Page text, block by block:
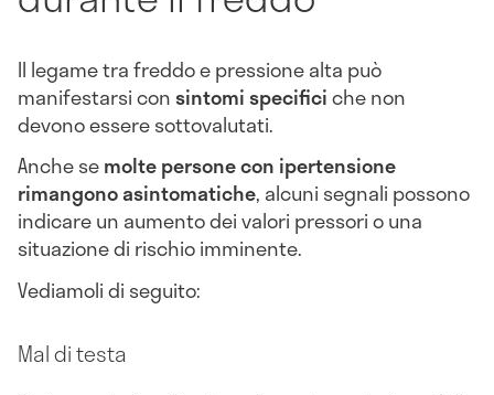
Il legame tra freddo e pressione alta può
manifestarsi consintomi specificiche non
devono essere sottovalutati.
Anche semolte persone con ipertensione
rimangono asintomatiche, alcuni segnali possono
indicare un aumento dei valori pressori o una
situazione di rischio imminente.
Vediamoli di seguito:
Mal di testa